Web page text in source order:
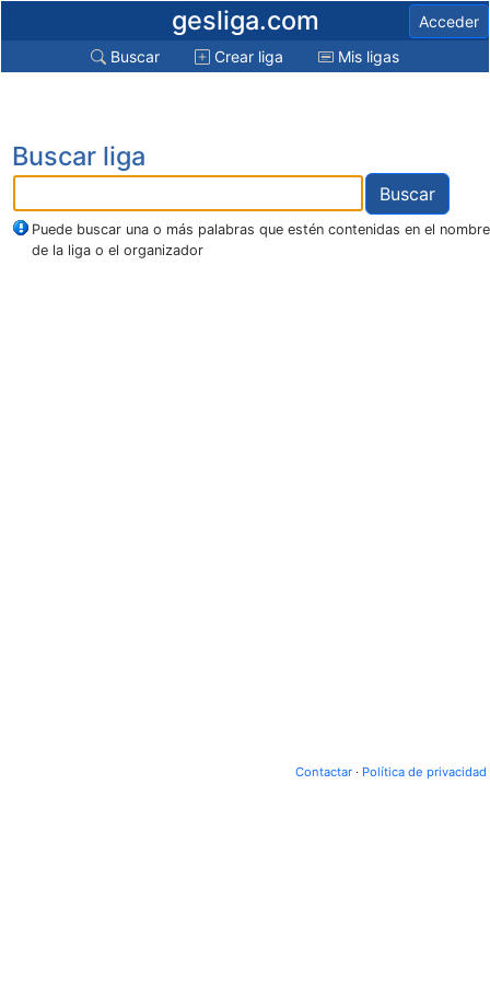
gesliga.com
Acceder
Buscar
Crear liga Mis ligas
Buscar liga
Puede buscar una o más palabras que estén contenidas en el nombre
de la liga o el organizador
Contactar · Política de privacidad